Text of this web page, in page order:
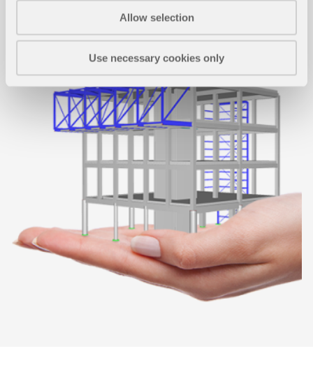
Allow selection
Use necessary cookies only